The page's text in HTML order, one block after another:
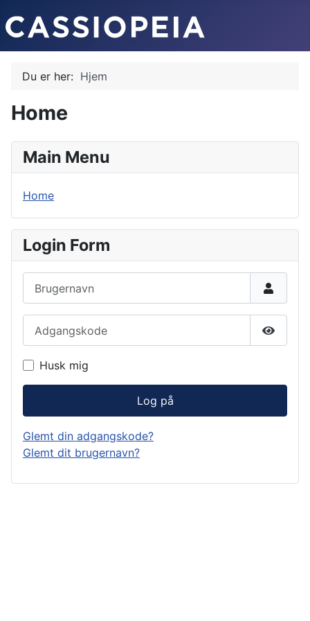
Du er her: Hjem
Home
Main Menu
Home
Login Form
Vis
Husk mig
Log på
Glemt din adgangskode?
Glemt dit brugernavn?